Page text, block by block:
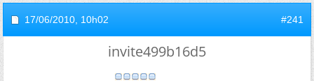
17/06/2010, 10h02 #241
invite499b16d5